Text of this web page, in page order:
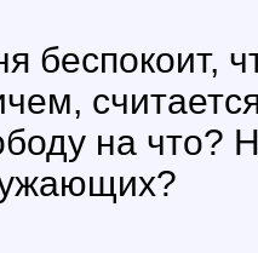
беспокоит,
на что?